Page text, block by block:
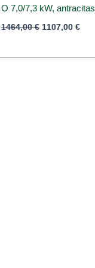
O 7,0/7,3 kW, antracitas
1464,00€ 1107,00 €